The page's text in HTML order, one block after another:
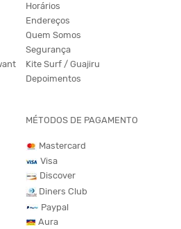
Horários
Endereços
Quem Somos
Segurança
Kite Surf / Guajiru
Depoimentos
MÉTODOS DE PAGAMENTO
Mastercard
Visa
Discover
Diners Club
Paypal
Aura